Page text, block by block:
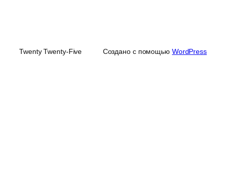
Twenty Twenty-Five Создано с помощью WordPress